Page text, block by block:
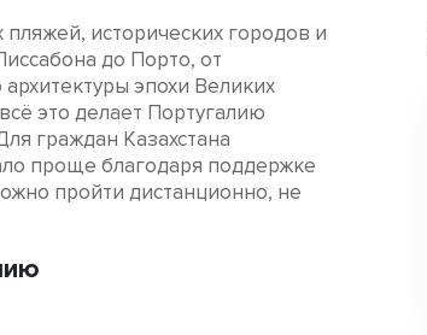
исторических городов и
до Порто, от
эпохи Великих
это делает Португалию
граждан Казахстана
проще благодаря поддержке
пройти дистанционно, не